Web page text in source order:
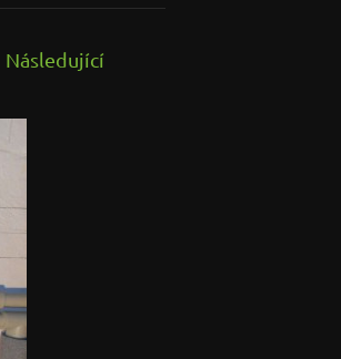
Následující